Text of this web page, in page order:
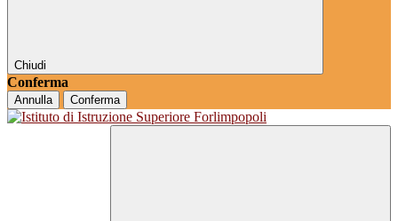
Chiudi
Conferma
Annulla Conferma